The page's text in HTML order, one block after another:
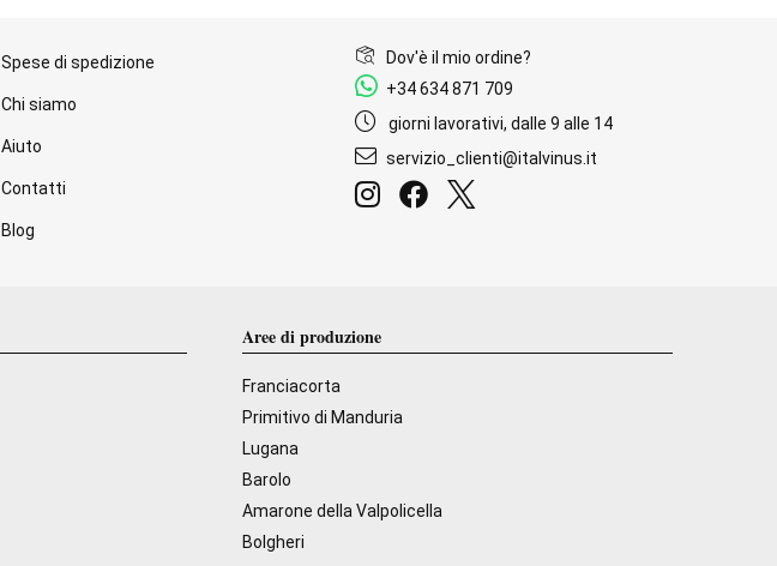
Spese di spedizione
Chi siamo
Aiuto
Contatti
Blog
Dov'è il mio ordine?
+34 634 871 709
giorni lavorativi, dalle 9 alle 14
servizio_clienti@italvinus.it
Aree di produzione
Franciacorta
Primitivo di Manduria
Lugana
Barolo
Amarone della Valpolicella
Bolgheri